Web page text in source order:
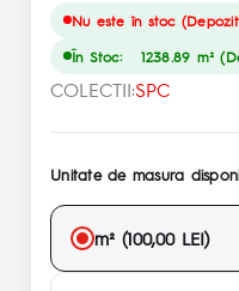
Nu este în stoc
În Stoc: 1238.89 m²
COLECTII:SPC
Unitate de masura
m² (100,00 LEI)